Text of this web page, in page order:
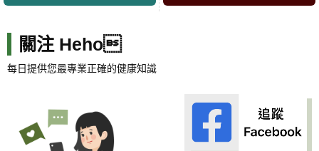
關注 Heho
每日提供您最專業正確的健康知識